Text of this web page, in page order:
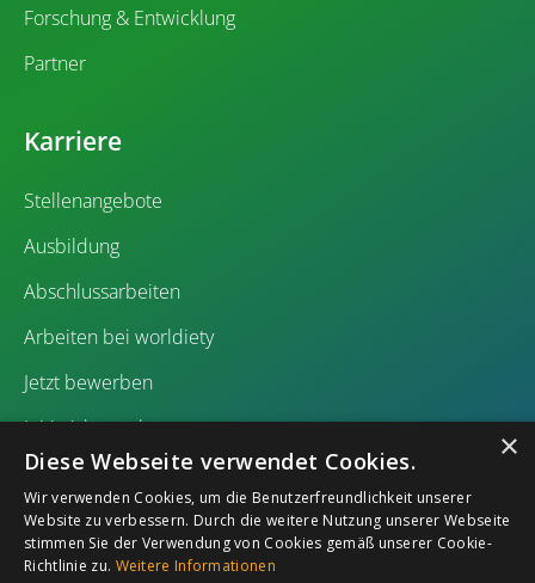
Forschung & Entwicklung
Partner
Karriere
Stellenangebote
Ausbildung
Abschlussarbeiten
Arbeiten bei worldiety
Jetzt bewerben
Initiativbewerbung
×
Diese Webseite verwendet Cookies.
Wir verwenden Cookies, um die Benutzerfreundlichkeit unserer
Website zu verbessern. Durch die weitere Nutzung unserer Webseite
stimmen Sie der Verwendung von Cookies gemäß unserer Cookie-
Richtlinie zu. Weitere Informationen